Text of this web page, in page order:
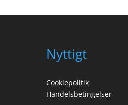
Nyttigt
Cookiepolitik
Handelsbetingelser